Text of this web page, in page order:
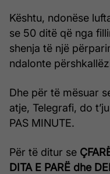
Kështu, ndonëse
se 50 ditë që nga
shenja të një
ndalonte
Dhe për të mësuar
atje, Telegrafi, do
PAS MINUTE.
Për të ditur se
DITA E PARË dhe